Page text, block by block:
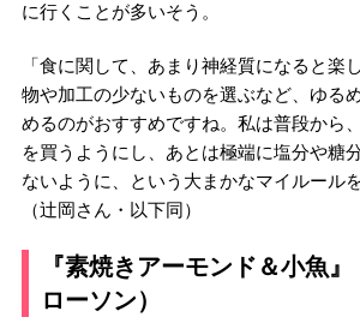
に行くことが多いそう。
「食に関して、あまり神経質になると楽
物や加工の少ないものを選ぶなど、ゆる
めるのがおすすめですね。私は普段から
を買うようにし、あとは極端に塩分や糖
ないように、という大まかなマイルール
（辻岡さん・以下同）
『素焼きアーモンド＆小魚
ローソン）